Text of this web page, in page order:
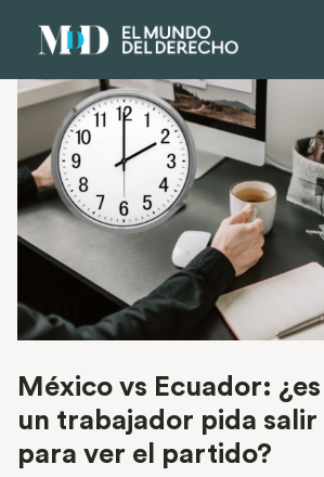
México vs Ecuador:
un trabajador pida
para ver el partido?